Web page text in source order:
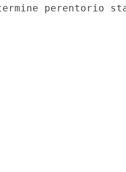
perentorio